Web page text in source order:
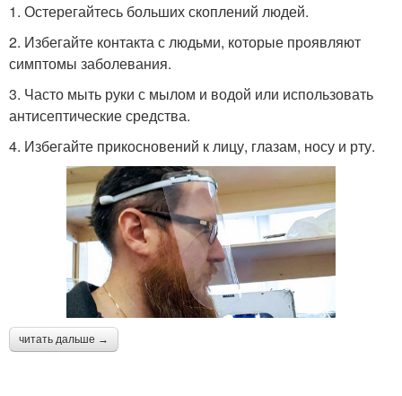
1. Остерегайтесь больших скоплений людей.
2. Избегайте контакта с людьми, которые проявляют
симптомы заболевания.
3. Часто мыть руки с мылом и водой или использовать
антисептические средства.
4. Избегайте прикосновений к лицу, глазам, носу и рту.
читать дальше →